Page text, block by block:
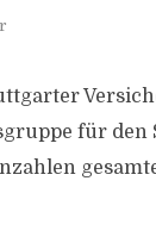
für